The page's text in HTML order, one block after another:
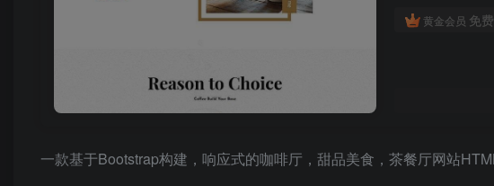
黄金会员 免费
一款基于Bootstrap构建，响应式的咖啡厅，甜品美食，茶餐厅网站